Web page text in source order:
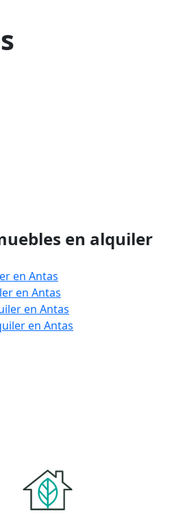
en alquiler
en Antas
en Antas
en Antas
en Antas